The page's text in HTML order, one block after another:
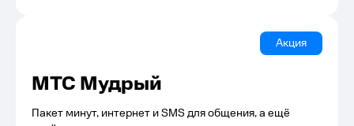
Акция
МТС Мудрый
Пакет минут, интернет и SMS для общения, а ещё